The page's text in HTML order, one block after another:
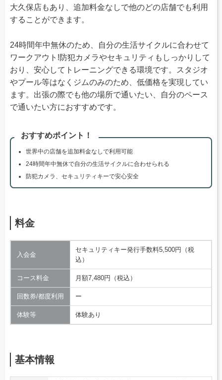
大久保店もあり、追加料金なしで他のどの店舗でも利用
することができます。
24時間年中無休のため、自分の生活サイクルに合わせて
ワークアウト!防犯カメラやセキュリティもしっかりして
おり、安心してトレーニングできる環境です。スタジオ
やプール等はなくジムのみのため、低価格を実現してい
ます。出張の際でも他の場所で通いたい、自分のペース
で通いたい方におすすめです。
おすすめポイント！
世界中の店舗を追加料金なしで利用可能
24時間年中無休で自分の生活サイクルに合わせられる
防犯カメラ、セキュリティキーで安心安全
料金
入会金
セキュリティキー発行手数料5,500円（税
込）
コース料金 月額7,480円（税込）
回数券/都度利用 ー
体験等 体験あり
基本情報